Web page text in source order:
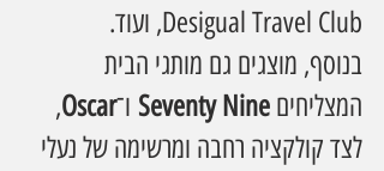
,Desigual Travel Club ועוד.
בנוסף, מוצגים גם מותגי הבית
המצליחים Seventy Nine ו־Oscar
,
לצד קולקציה רחבה ומרשימה של נעלי